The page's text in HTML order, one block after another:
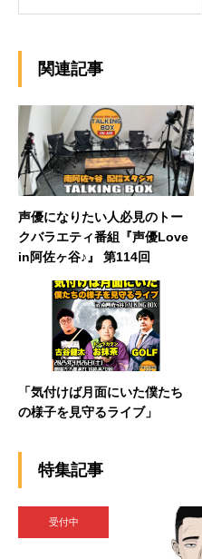
関連記事
声優になりたい人必見のトー
クバラエティ番組『声優Love
in阿佐ヶ谷♪』 第114回
「気付けば月面にいた僕たち
の様子を見守るライブ」
特集記事
受付中